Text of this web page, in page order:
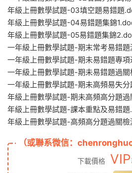
年級上冊數學試題-03填空題易錯題
年級上冊數學試題-04易錯題集錦
年級上冊數學試題-05易錯題集錦
一年級上冊數學試題-期末常考易錯
一年級上冊數學試題-期未易錯題專
一年級上冊數學試題-期未易錯題過
一年級上冊數學試題-期未高頻易失
年級上冊數學試題-期未高頻高分題
年級上冊數學試題-課本重點及易錯
年級上冊數學試題-高頻高分題過關
（或聯系微信：
下載價格 VIP